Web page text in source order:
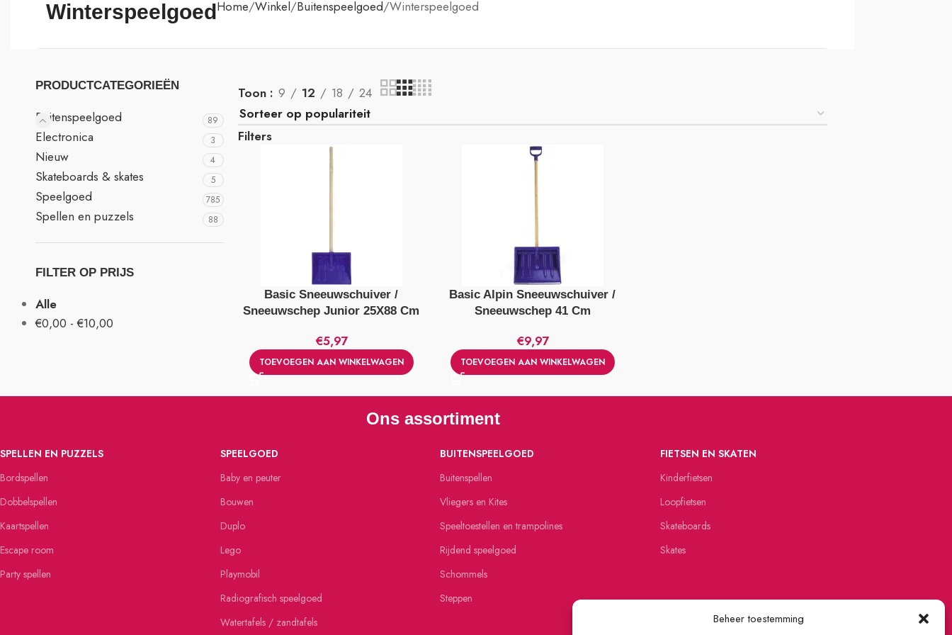
Beheer toestemming
WinterspeelgoedHome Winkel Buitenspeelgoed Winterspeelgoed
PRODUCTCATEGORIEËN
Buitenspeelgoed 89
Electronica 3
Nieuw 4
Skateboards & skates 5
Speelgoed 785
Spellen en puzzels 88
FILTER OP PRIJS
Alle
€0,00 -€10,00
Toon 9 12 18 24
Filters
Basic Sneeuwschuiver /
Sneeuwschep Junior 25X88 Cm
€5,97
TOEVOEGEN AAN WINKELWAGEN
Basic Alpin Sneeuwschuiver /
Sneeuwschep 41 Cm
€9,97
TOEVOEGEN AAN WINKELWAGEN
Ons assortiment
SPELLEN EN PUZZELS
Bordspellen
Dobbelspellen
Kaartspellen
Escape room
Party spellen
SPEELGOED
Baby en peuter
Bouwen
Duplo
Lego
Playmobil
Radiografisch speelgoed
Watertafels / zandtafels
BUITENSPEELGOED
Buitenspellen
Vliegers en Kites
Speeltoestellen en trampolines
Rijdend speelgoed
Schommels
Steppen
FIETSEN EN SKATEN
Kinderfietsen
Loopfietsen
Skateboards
Skates